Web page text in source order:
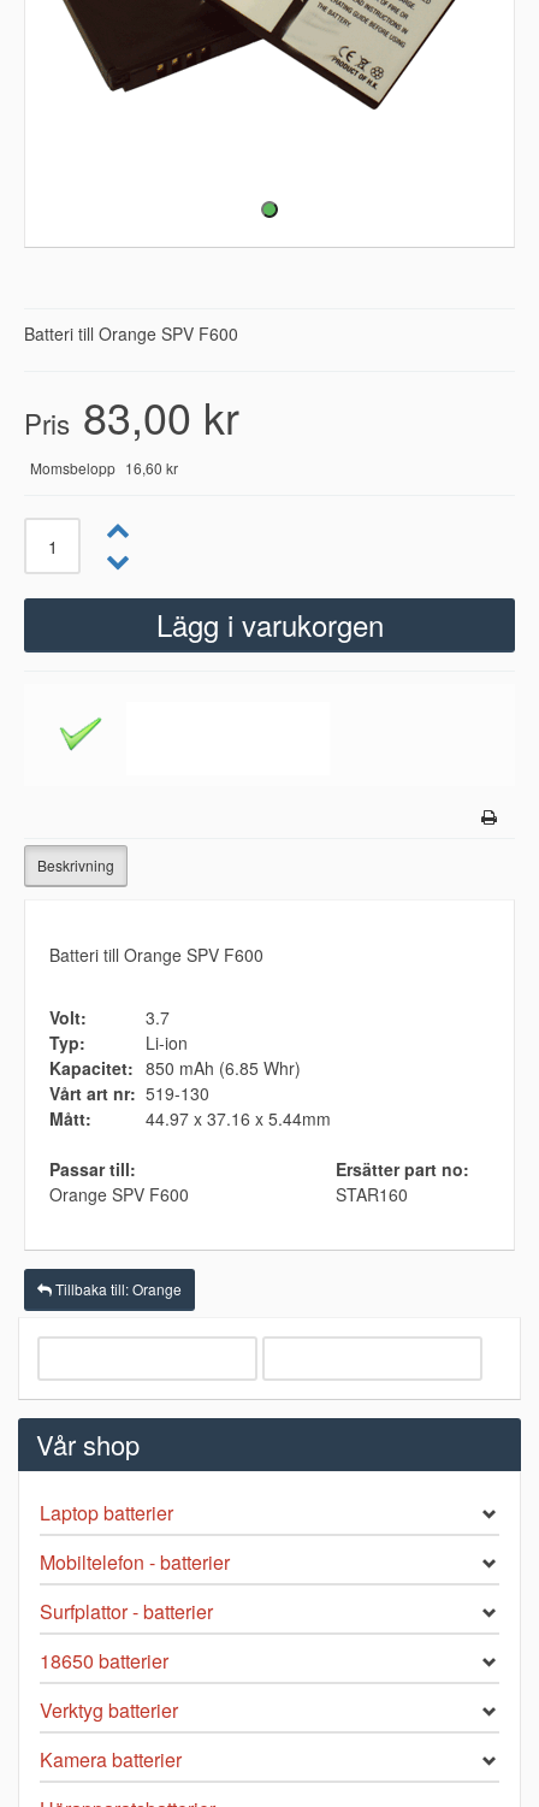
Batteri till Orange SPV F600
Pris 83,00 kr
Momsbelopp 16,60 kr
Beskrivning
Batteri till Orange SPV F600
Volt:
3.7
Typ:
Li-ion
Kapacitet: 850 mAh (6.85 Whr)
Vårt art nr: 519-130
Mått:
44.97 x 37.16 x 5.44mm
Passar till:
Ersätter part no:
Orange SPV F600
STAR160
Tillbaka till: Orange
Vår shop
Laptop batterier
Mobiltelefon - batterier
Surfplattor - batterier
18650 batterier
Verktyg batterier
Kamera batterier